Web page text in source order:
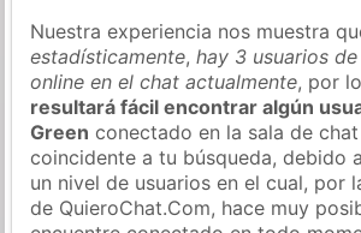
Nuestra experiencia nos muestra
estadísticamente,hay 3 usuarios
online en el chat actualmente, por
resultará fácil encontrar algún
Green conectado en la sala de
coincidente a tu búsqueda, debido
un nivel de usuarios en el cual, por
de QuieroChat.Com, hace muy